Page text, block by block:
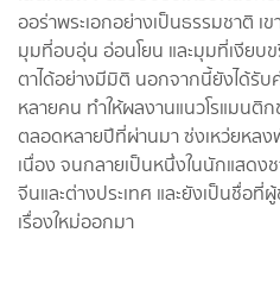
ออร่าพระเอกอย่างเป็นธรรมชาติ เ
มุมที่อบอุ่น อ่อนโยน และมุมที่เงียบ
ตาได้อย่างมีมิติ นอกจากนี้ยังได้รับ
หลายคน ทำให้ผลงานแนวโรแมนติ
ตลอดหลายปีที่ผ่านมา ซ่งเหว่ยหล
เนื่อง จนกลายเป็นหนึ่งในนักแสด
จีนและต่างประเทศ และยังเป็นชื่
เรื่องใหม่ออกมา